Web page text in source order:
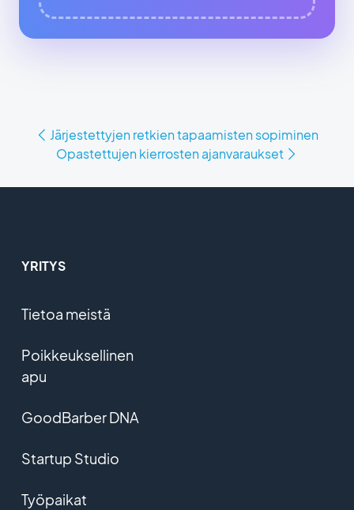
Järjestettyjen retkien tapaamisten sopiminen
Opastettujen kierrosten ajanvaraukset
YRITYS
Tietoa meistä
Poikkeuksellinen
apu
GoodBarber DNA
Startup Studio
Työpaikat